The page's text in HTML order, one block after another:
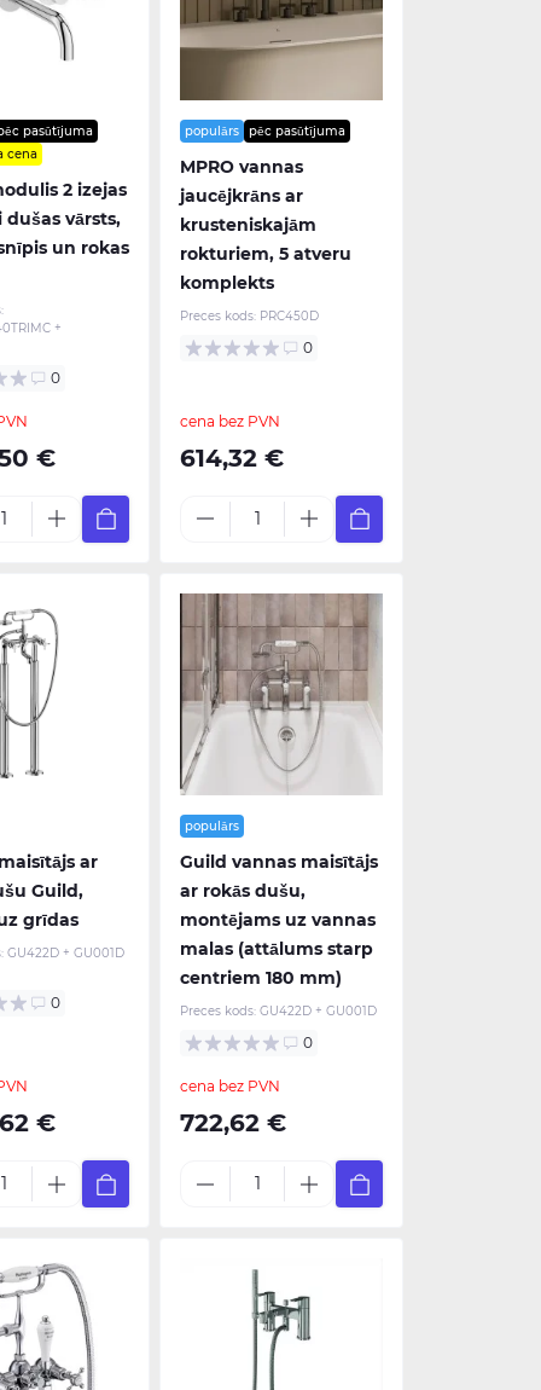
pasūtījuma
cena
2 izejas
vārsts,
un rokas
+
0
€
populārs pēc pasūtījuma
MPRO vannas
jaucējkrāns ar
krusteniskajām
rokturiem, 5 atveru
komplekts
Preces kods: PRC450D
0
cena bez PVN
614,32 €
ar
Guild,
grīdas
GU422D + GU001D
0
€
populārs
Guild vannas maisītājs
ar rokās dušu,
montējams uz vannas
malas (attālums starp
centriem 180 mm)
Preces kods:GU422D + GU001D
0
cena bez PVN
722,62 €